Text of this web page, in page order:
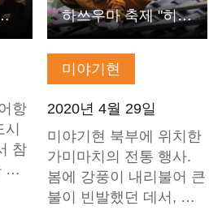
항
참
…
in 시오가마
미야기현
2020년 4월 29일
미야기현 북부에 위치한
가미마치의 전통 행사.
봄에 강풍이 내리불어 큰
불이 빈발했던 데서, …
하쓰우마 축제 "히부세노 도라마이"